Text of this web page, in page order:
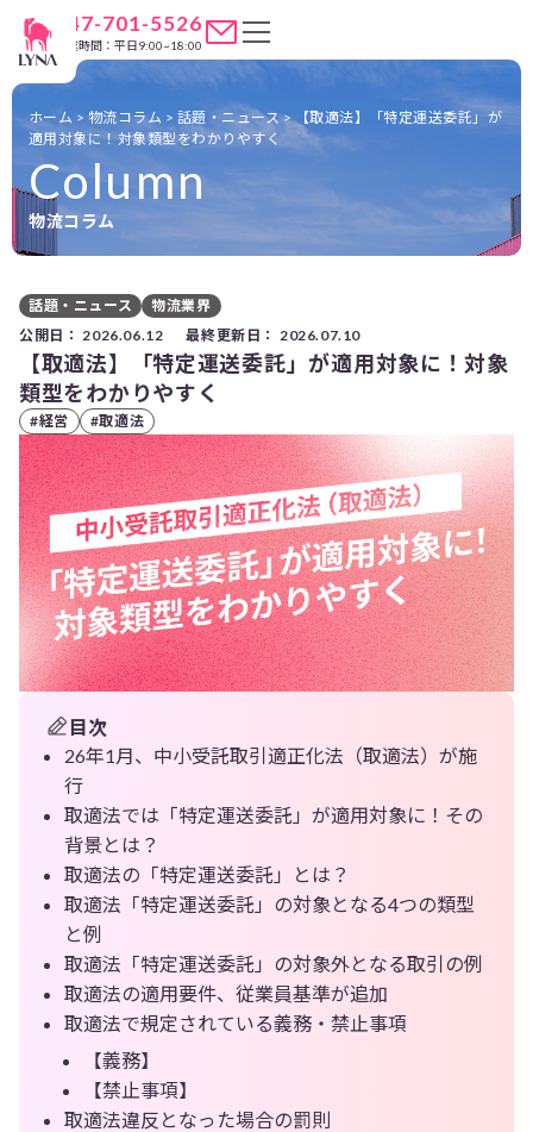
047-701-5526
営業時間：平日9:00~18:00
Column
物流コラム
ホーム > 物流コラム > 話題・ニュース>【取適法】「特定運送委託」が
適用対象に！対象類型をわかりやすく
話題・ニュース
物流業界
公開日： 2026.06.12 最終更新日： 2026.07.10
【取適法】「特定運送委託」が適用対象に！対象
類型をわかりやすく
#経営 #取適法
目次
26年1月、中小受託取引適正化法（取適法）が施
行
取適法では「特定運送委託」が適用対象に！その
背景とは？
取適法の「特定運送委託」とは？
取適法「特定運送委託」の対象となる4つの類型
と例
取適法「特定運送委託」の対象外となる取引の例
取適法の適用要件、従業員基準が追加
取適法で規定されている義務・禁止事項
【義務】
【禁止事項】
取適法違反となった場合の罰則